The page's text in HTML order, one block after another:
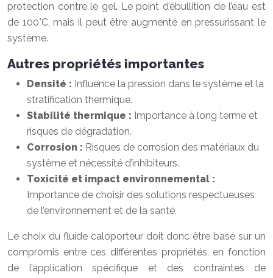
protection contre le gel. Le point d’ébullition de l’eau est
de 100°C, mais il peut être augmenté en pressurissant le
système.
Autres propriétés importantes
Densité : Influence la pression dans le système et la
stratification thermique.
Stabilité thermique : Importance à long terme et
risques de dégradation.
Corrosion : Risques de corrosion des matériaux du
système et nécessité d’inhibiteurs.
Toxicité et impact environnemental :
Importance de choisir des solutions respectueuses
de l’environnement et de la santé.
Le choix du fluide caloporteur doit donc être basé sur un
compromis entre ces différentes propriétés, en fonction
de l’application spécifique et des contraintes de